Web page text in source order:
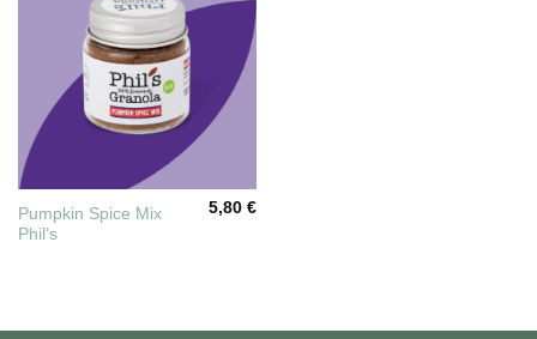
Pumpkin Spice Mix
Phil’s
5,80€